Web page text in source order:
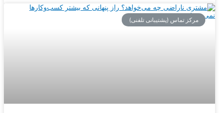
مرکز تماس (پشتیبانی تلفنی)